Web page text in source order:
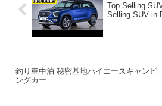
Top Selling
Selling SUV in
釣り車中泊 秘密基地ハイエースキャンピ
ングカー